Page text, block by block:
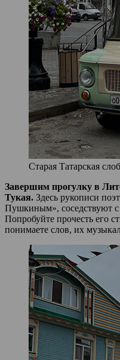
Старая Татарская
Завершим прогулку в
Тукая. Здесь рукописи
Пушкиным», соседствуют
Попробуйте прочесть его
понимаете слов, их